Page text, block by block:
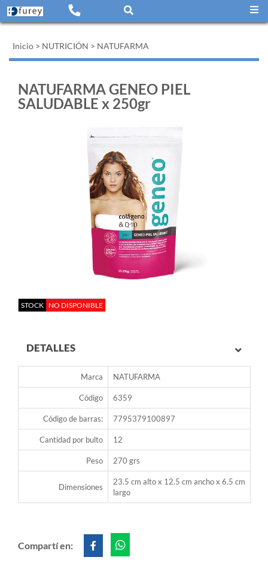
Inicio > NUTRICIÓN > NATUFARMA
NATUFARMA GENEO PIEL
SALUDABLE x 250gr
STOCK NO DISPONIBLE
DETALLES
Marca NATUFARMA
Código 6359
Código de barras: 7795379100897
Cantidad por bulto 12
Peso 270 grs
Dimensiones
23.5 cm alto x 12.5 cm ancho x 6.5 cm
largo
Compartí en: